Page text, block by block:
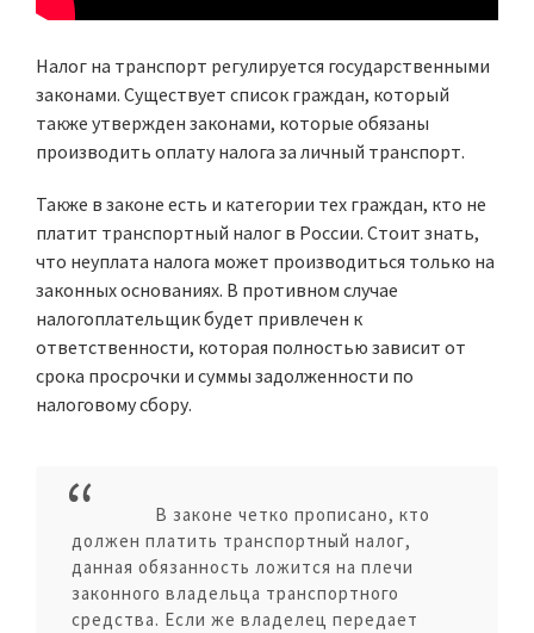
Налог на транспорт регулируется государственными
законами. Существует список граждан, который
также утвержден законами, которые обязаны
производить оплату налога за личный транспорт.
Также в законе есть и категории тех граждан, кто не
платит транспортный налог в России. Стоит знать,
что неуплата налога может производиться только на
законных основаниях. В противном случае
налогоплательщик будет привлечен к
ответственности, которая полностью зависит от
срока просрочки и суммы задолженности по
налоговому сбору.
В законе четко прописано, кто
должен платить транспортный налог,
данная обязанность ложится на плечи
законного владельца транспортного
средства. Если же владелец передает